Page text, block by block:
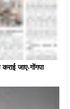
जाए-गोंगपा